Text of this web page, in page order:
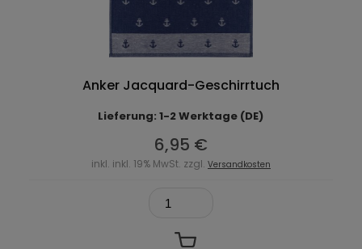
Anker Jacquard-Geschirrtuch
Lieferung: 1-2 Werktage (DE)
6,95 €
inkl. inkl. 19% MwSt. zzgl. Versandkosten